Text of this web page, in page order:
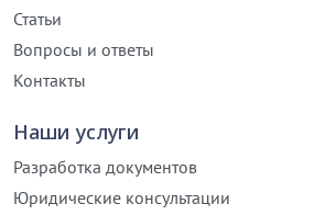
Статьи
Вопросы и ответы
Контакты
Наши услуги
Разработка документов
Юридические консультации